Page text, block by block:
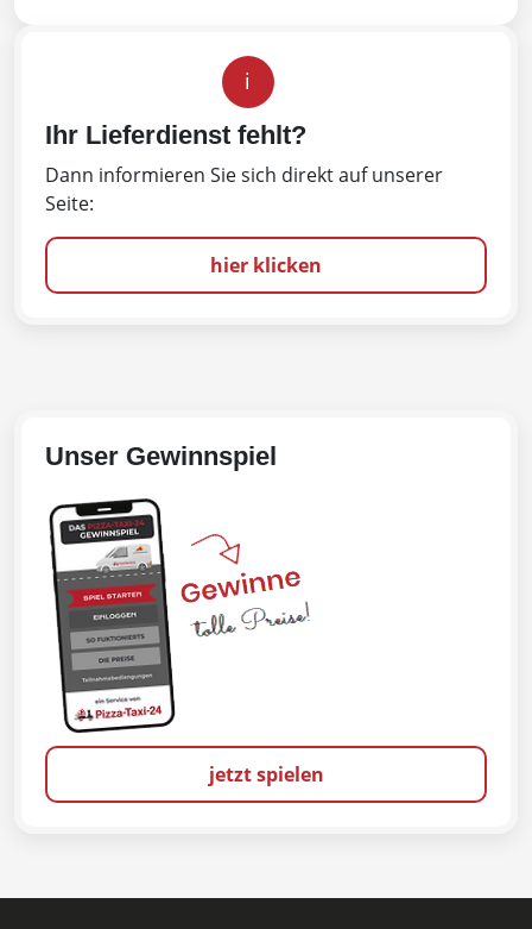
i
Ihr Lieferdienst fehlt?
Dann informieren Sie sich direkt auf unserer
Seite:
hier klicken
Unser Gewinnspiel
jetzt spielen